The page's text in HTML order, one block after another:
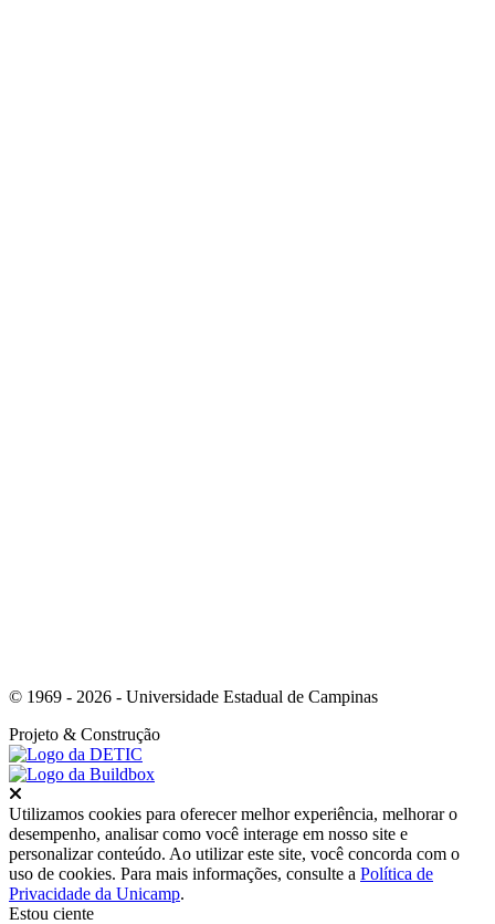
© 1969 - 2026 - Universidade Estadual de Campinas
Projeto & Construção
Utilizamos cookies para oferecer melhor experiência, melhorar o
desempenho, analisar como você interage em nosso site e
personalizar conteúdo. Ao utilizar este site, você concorda com o
uso de cookies. Para mais informações, consulte a Política de
Privacidade da Unicamp.
Estou ciente